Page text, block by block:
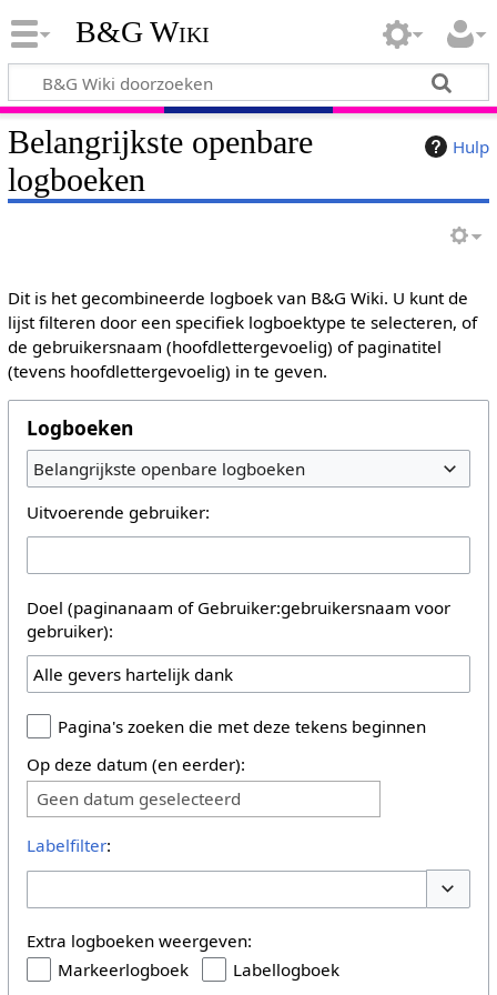
B&G Wiki
Hulp
Belangrijkste openbare
logboeken
Dit is het gecombineerde logboek van B&G Wiki. U kunt de
lijst filteren door een specifiek logboektype te selecteren, of
de gebruikersnaam (hoofdlettergevoelig) of paginatitel
(tevens hoofdlettergevoelig) in te geven.
Logboeken
Belangrijkste openbare logboeken
Uitvoerende gebruiker:
Doel (paginanaam of Gebruiker:gebruikersnaam voor
gebruiker):
Pagina's zoeken die met deze tekens beginnen
Op deze datum (en eerder):
Geen datum geselecteerd
Labelfilter:
Extra logboeken weergeven:
Markeerlogboek
Labellogboek